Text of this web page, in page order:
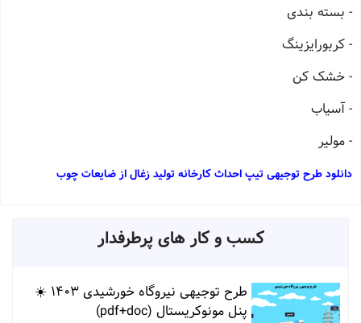
- بسته بندی
- کربورایزینگ
- خشک کن
- آسیاب
- مولیر
دانلود طرح توجیهی تیپ احداث کارخانه تولید زغال از ضایعات چوب
کسب و کار های پرطرفدار
طرح توجیهی نیروگاه خورشیدی 1403 ☀️
پنل مونوکریستال (pdf+doc)